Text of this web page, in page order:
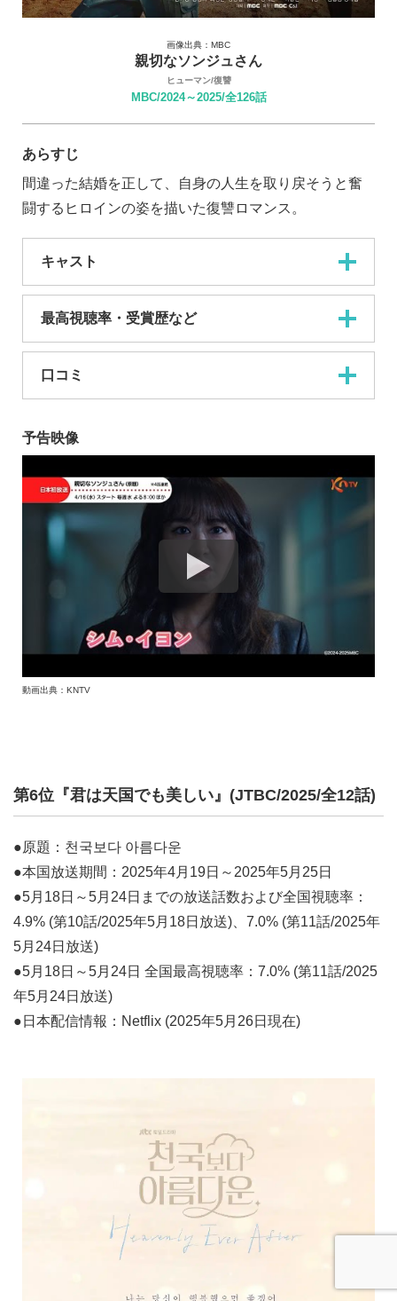
画像出典：MBC
親切なソンジュさん
ヒューマン/復讐
MBC/2024～2025/全126話
あらすじ
間違った結婚を正して、自身の人生を取り戻そうと奮
闘するヒロインの姿を描いた復讐ロマンス。
キャスト
最高視聴率・受賞歴など
口コミ
予告映像
動画出典：KNTV
第6位『君は天国でも美しい』(JTBC/2025/全12話)
●原題：천국보다 아름다운
●本国放送期間：2025年4月19日～2025年5月25日
●5月18日～5月24日までの放送話数および全国視聴率：
4.9% (第10話/2025年5月18日放送)、7.0% (第11話/2025年
5月24日放送)
●5月18日～5月24日 全国最高視聴率：7.0% (第11話/2025
年5月24日放送)
●日本配信情報：Netflix (2025年5月26日現在)